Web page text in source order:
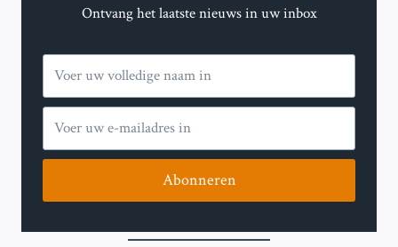
Ontvang het laatste nieuws in uw inbox
Abonneren